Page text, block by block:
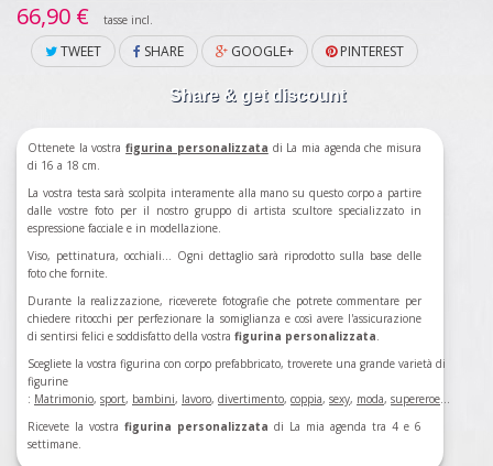
66,90 €
tasse incl.
TWEET SHARE GOOGLE+ PINTEREST
Share & get discount
Ottenete la vostrafigurina personalizzata di La mia agenda che misura
di 16 a 18 cm.
La vostra testa sarà scolpita interamente alla mano su questo corpo a partire
dalle vostre foto per il nostro gruppo di artista scultore specializzato in
espressione facciale e in modellazione.
Viso, pettinatura, occhiali... Ogni dettaglio sarà riprodotto sulla base delle
foto che fornite.
Durante la realizzazione, riceverete fotografie che potrete commentare per
chiedere ritocchi per perfezionare la somiglianza e così avere l'assicurazione
di sentirsi felici e soddisfatto della vostra figurina personalizzata.
Scegliete la vostra figurina con corpo prefabbricato, troverete una grande varietà di
figurine
: Matrimonio, sport, bambini, lavoro, divertimento, coppia, sexy, moda, supereroe...
Ricevete la vostra figurina personalizzata di La mia agenda tra 4 e 6
settimane.